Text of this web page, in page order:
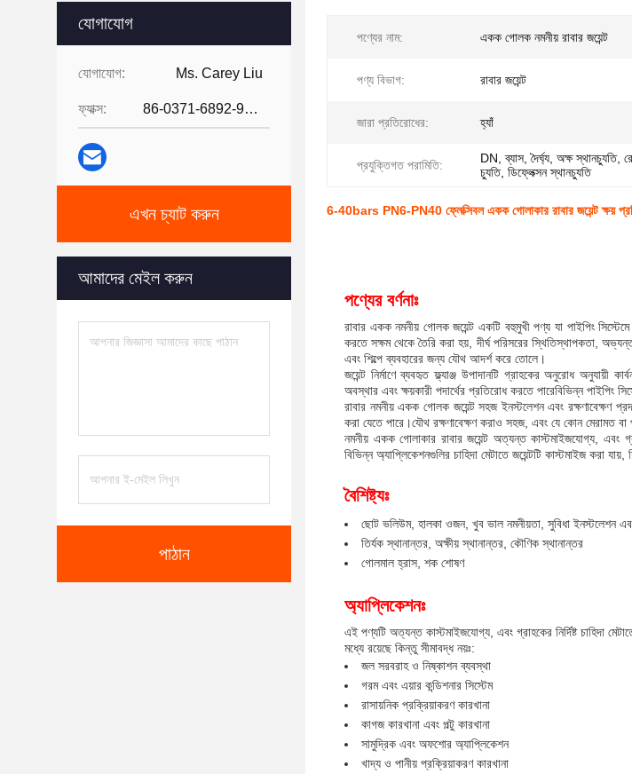
যোগাযোগ
যোগাযোগ: Ms. Carey Liu
ফ্যাক্স: 86-0371-6892-9024
এখন চ্যাট করুন
আমাদের মেইল করুন
পাঠান
পণ্যের নাম: একক গোলক নমনীয় রাবার জয়েন্ট
পণ্য বিভাগ: রাবার জয়েন্ট
জারা প্রতিরোধের: হ্যাঁ
প্রযুক্তিগত পরামিতি:
DN, ব্যাস, দৈর্ঘ্য, অক্ষ স্থানচ্যুতি,
চ্যুতি, ডিফ্লেক্সন স্থানচ্যুতি
6-40bars PN6-PN40 ফ্লেক্সিবল একক গোলাকার রাবার জয়েন্ট ক্ষয়
পণ্যের বর্ণনাঃ
রাবার একক নমনীয় গোলক জয়েন্ট একটি বহুমুখী পণ্য যা পাইপিং
করতে সক্ষম থেকে তৈরি করা হয়, দীর্ঘ পরিসরের স্থিতিস্থাপকতা,
এবং শিল্পে ব্যবহারের জন্য যৌথ আদর্শ করে তোলে।
জয়েন্ট নির্মাণে ব্যবহৃত ফ্ল্যাঞ্জ উপাদানটি গ্রাহকের অনুরোধ
অবস্থার এবং ক্ষয়কারী পদার্থের প্রতিরোধ করতে পারেবিভিন্ন
রাবার নমনীয় একক গোলক জয়েন্ট সহজ ইনস্টলেশন এবং রক্ষণাবেক্ষণ
করা যেতে পারে।যৌথ রক্ষণাবেক্ষণ করাও সহজ, এবং যে কোন মেরামত
নমনীয় একক গোলাকার রাবার জয়েন্ট অত্যন্ত কাস্টমাইজযোগ্য, এবং
বিভিন্ন অ্যাপ্লিকেশনগুলির চাহিদা মেটাতে জয়েন্টটি কাস্টমাইজ করা যায়,
বৈশিষ্ট্যঃ
ছোট ভলিউম, হালকা ওজন, খুব ভাল নমনীয়তা, সুবিধা ইনস্টলেশন এবং
তির্যক স্থানান্তর, অক্ষীয় স্থানান্তর, কৌণিক স্থানান্তর
গোলমাল হ্রাস, শক শোষণ
অ্যাপ্লিকেশনঃ
এই পণ্যটি অত্যন্ত কাস্টমাইজযোগ্য, এবং গ্রাহকের নির্দিষ্ট চাহিদা
মধ্যে রয়েছে কিন্তু সীমাবদ্ধ নয়ঃ:
জল সরবরাহ ও নিষ্কাশন ব্যবস্থা
গরম এবং এয়ার কন্ডিশনার সিস্টেম
রাসায়নিক প্রক্রিয়াকরণ কারখানা
কাগজ কারখানা এবং পল্টু কারখানা
সামুদ্রিক এবং অফশোর অ্যাপ্লিকেশন
খাদ্য ও পানীয় প্রক্রিয়াকরণ কারখানা